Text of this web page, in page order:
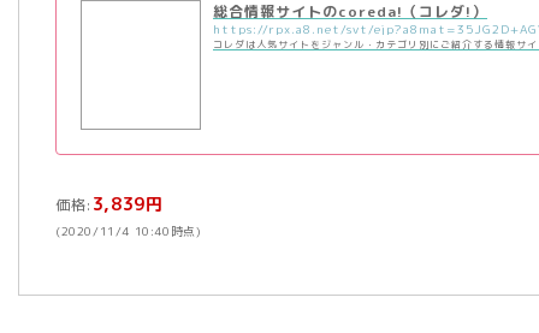
総合情報サイトのcoreda!（コレダ!）
コレダは人気サイトをジャンル・カテゴリ別にご紹介する情報サ
価格: 3,839円
(2020/11/4 10:40時点)